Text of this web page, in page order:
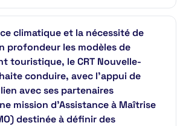
climatique et la nécessité de
profondeur les modèles de
touristique, le CRT Nouvelle-
conduire, avec l’appui de
lien avec ses partenaires
mission d’Assistance à Maîtrise
destinée à définir des